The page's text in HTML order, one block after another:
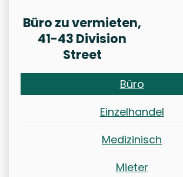
Büro zu vermieten,
41-43 Division
Street
Büro
Einzelhandel
Medizinisch
Mieter